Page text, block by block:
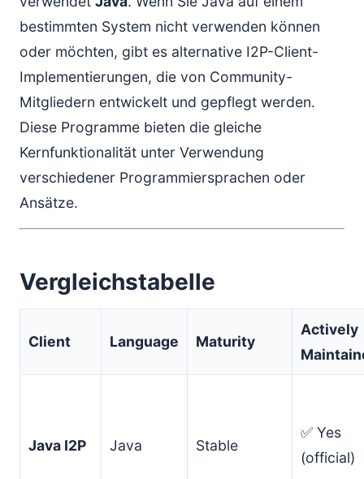
bestimmten System nicht verwenden können
oder möchten, gibt es alternative I2P-Client-
Implementierungen, die von Community-
Mitgliedern entwickelt und gepflegt werden.
Diese Programme bieten die gleiche
Kernfunktionalität unter Verwendung
verschiedener Programmiersprachen oder
Ansätze.
Vergleichstabelle
Client Language Maturity
Actively
Java I2P Java Stable
✅ Yes
(official)